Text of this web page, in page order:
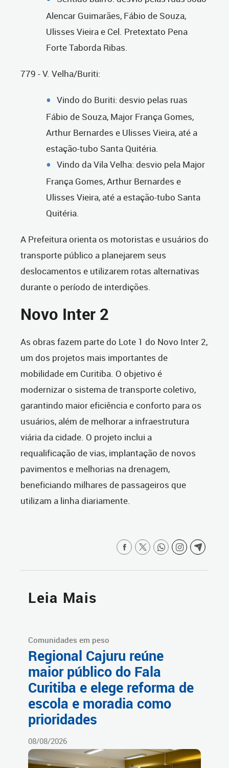
Alencar Guimarães, Fábio de Souza,
Ulisses Vieira e Cel. Pretextato Pena
Forte Taborda Ribas.
779 - V. Velha/Buriti:
Vindo do Buriti: desvio pelas ruas
Fábio de Souza, Major França Gomes,
Arthur Bernardes e Ulisses Vieira, até a
estação-tubo Santa Quitéria.
Vindo da Vila Velha: desvio pela Major
França Gomes, Arthur Bernardes e
Ulisses Vieira, até a estação-tubo Santa
Quitéria.
A Prefeitura orienta os motoristas e usuários do
transporte público a planejarem seus
deslocamentos e utilizarem rotas alternativas
durante o período de interdições.
Novo Inter 2
As obras fazem parte do Lote 1 do Novo Inter 2,
um dos projetos mais importantes de
mobilidade em Curitiba. O objetivo é
modernizar o sistema de transporte coletivo,
garantindo maior eficiência e conforto para os
usuários, além de melhorar a infraestrutura
viária da cidade. O projeto inclui a
requalificação de vias, implantação de novos
pavimentos e melhorias na drenagem,
beneficiando milhares de passageiros que
utilizam a linha diariamente.
Leia Mais
Comunidades em peso
Regional Cajuru reúne
maior público do Fala
Curitiba e elege reforma de
escola e moradia como
prioridades
08/08/2026